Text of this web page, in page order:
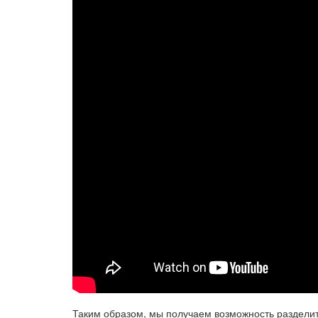
Таким образом, мы получаем возможность